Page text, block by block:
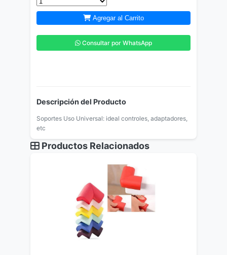
Agregar al Carrito
Consultar por WhatsApp
Descripción del Producto
Soportes Uso Universal: ideal controles, adaptadores,
etc
Productos Relacionados